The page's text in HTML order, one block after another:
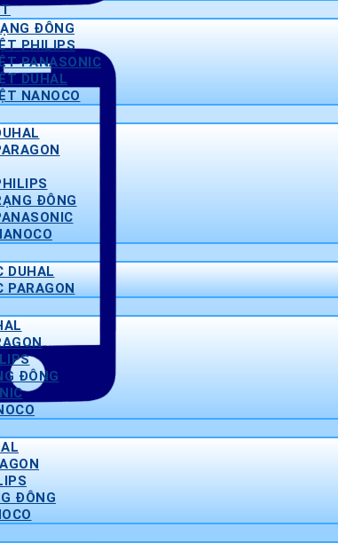
ĐÔNG
PHILIPS
PANASONIC
DUHAL
NANOCO
ĐÔNG
DUHAL
PARAGON
ĐÔNG
ĐÔNG